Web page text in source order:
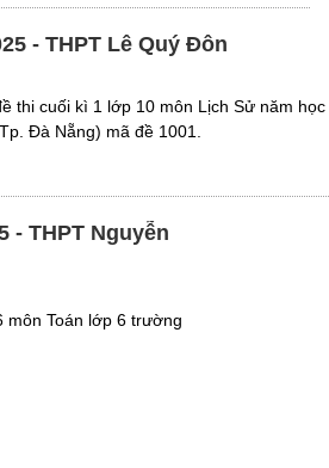
- THPT Lê Quý Đôn
thi cuối kì 1 lớp 10 môn Lịch Sử năm học
Đà Nẵng) mã đề 1001.
- THPT Nguyễn
môn Toán lớp 6 trường